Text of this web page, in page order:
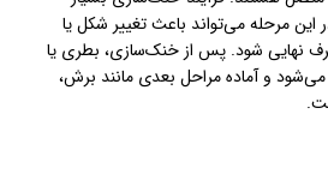
مرحله می‌تواند باعث تغییر شکل یا
نهایی شود. پس از خنک‌سازی، بطری یا
و آماده مراحل بعدی مانند برش،